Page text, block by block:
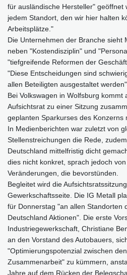
für ausländische Hersteller" geöffnet
jedem Standort, den wir hier halten
Arbeitsplätze."
Die Unternehmen der Branche sieht
neben "Kostendisziplin" und
"tiefgreifende Reformen der
"Diese Entscheidungen sind
allen Beteiligten ausgestaltet
Bei Volkswagen in Wolfsburg kommt
Aufsichtsrat zu einer Sitzung
geplanten Sparkurses des Konzerns
In Medienberichten war zuletzt von
Stellenstreichungen die Rede,
Deutschland mittelfristig dicht
dies nicht konkret, sprach jedoch
Veränderungen, die bevorstünden.
Begleitet wird die
Gewerkschaftsseite. Die IG Metall
für Donnerstag "an allen Standorten
Deutschland Aktionen". Die erste
Industriegewerkschaft, Christiane
an den Vorstand des Autobauers,
"Optimierungspotenzial zwischen
Zusammenarbeit" zu kümmern,
Jahre auf dem Rücken der